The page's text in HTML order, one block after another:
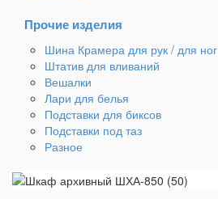
Прочие изделия
Шина Крамера для рук / для ног
Штатив для вливаний
Вешалки
Лари для белья
Подставки для биксов
Подставки под таз
Разное